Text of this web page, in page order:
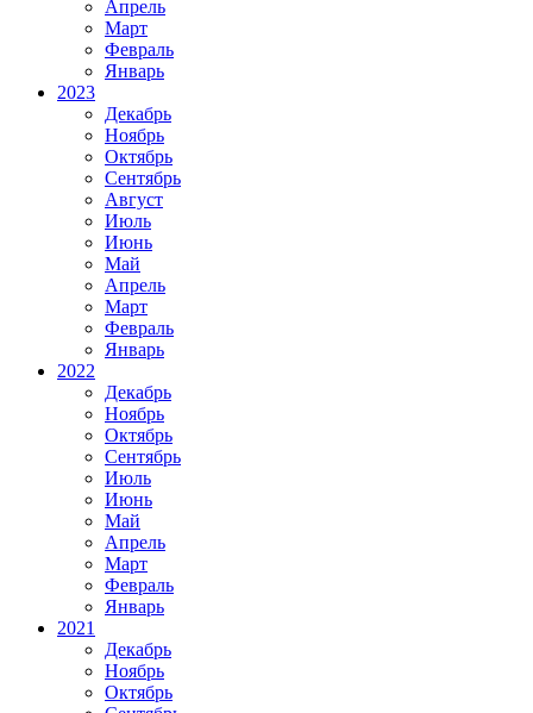
Апрель
Март
Февраль
Январь
2023
Декабрь
Ноябрь
Октябрь
Сентябрь
Август
Июль
Июнь
Май
Апрель
Март
Февраль
Январь
2022
Декабрь
Ноябрь
Октябрь
Сентябрь
Июль
Июнь
Май
Апрель
Март
Февраль
Январь
2021
Декабрь
Ноябрь
Октябрь